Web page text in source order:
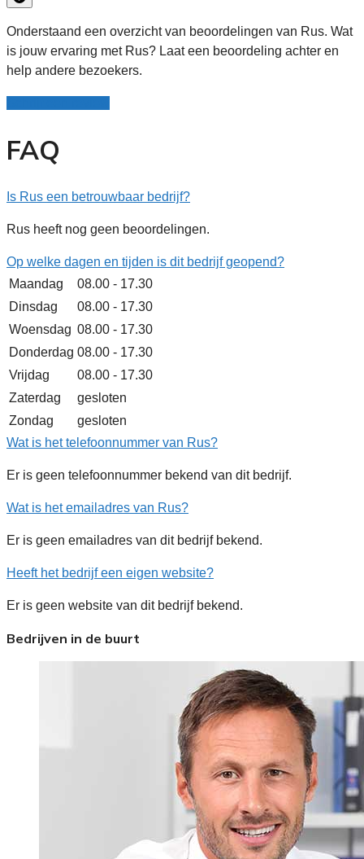
Onderstaand een overzicht van beoordelingen van Rus. Wat
is jouw ervaring met Rus? Laat een beoordeling achter en
help andere bezoekers.
FAQ
Is Rus een betrouwbaar bedrijf?
Rus heeft nog geen beoordelingen.
Op welke dagen en tijden is dit bedrijf geopend?
Maandag
08.00 - 17.30
Dinsdag
08.00 - 17.30
Woensdag 08.00 - 17.30
Donderdag 08.00 - 17.30
Vrijdag
08.00 - 17.30
Zaterdag
gesloten
Zondag
gesloten
Wat is het telefoonnummer van Rus?
Er is geen telefoonnummer bekend van dit bedrijf.
Wat is het emailadres van Rus?
Er is geen emailadres van dit bedrijf bekend.
Heeft het bedrijf een eigen website?
Er is geen website van dit bedrijf bekend.
Bedrijven in de buurt